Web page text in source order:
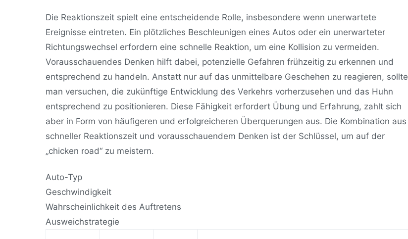
Die Reaktionszeit spielt eine entscheidende Rolle, insbesondere wenn unerwartete
Ereignisse eintreten. Ein plötzliches Beschleunigen eines Autos oder ein unerwarteter
Richtungswechsel erfordern eine schnelle Reaktion, um eine Kollision zu vermeiden.
Vorausschauendes Denken hilft dabei, potenzielle Gefahren frühzeitig zu erkennen und
entsprechend zu handeln. Anstatt nur auf das unmittelbare Geschehen zu reagieren, sollte
man versuchen, die zukünftige Entwicklung des Verkehrs vorherzusehen und das Huhn
entsprechend zu positionieren. Diese Fähigkeit erfordert Übung und Erfahrung, zahlt sich
aber in Form von häufigeren und erfolgreicheren Überquerungen aus. Die Kombination aus
schneller Reaktionszeit und vorausschauendem Denken ist der Schlüssel, um auf der
„chicken road“ zu meistern.
Auto-Typ
Geschwindigkeit
Wahrscheinlichkeit des Auftretens
Ausweichstrategie